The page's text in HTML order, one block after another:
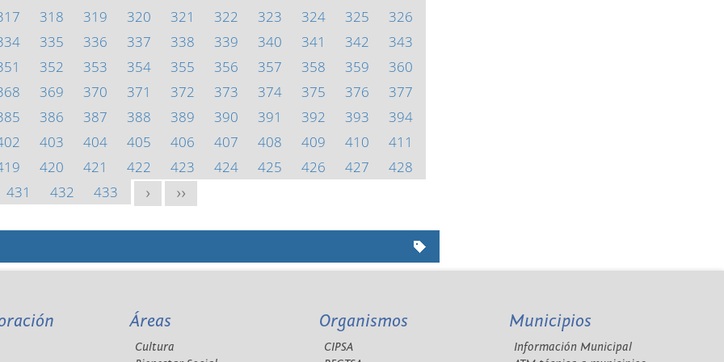
318 319 320 321 322 323 324 325
326
335 336 337 338 339 340 341 342
343
352 353 354 355 356 357 358 359
360
369 370 371 372 373 374 375 376
377
386 387 388 389 390 391 392 393
394
403 404 405 406 407 408 409 410
411
420 421 422 423 424 425 426 427
428
431
432 433 > >>
Áreas
Cultura
Organismos
CIPSA
Municipios
Información Municipal